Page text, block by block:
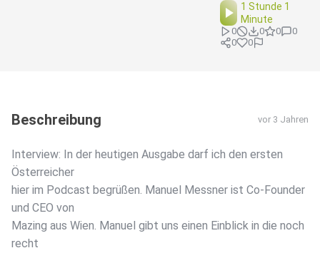
1 Stunde 1
Minute
0 0 0
0
0
0
Beschreibung vor 3 Jahren
Interview: In der heutigen Ausgabe darf ich den ersten
Österreicher
hier im Podcast begrüßen. Manuel Messner ist Co-Founder
und CEO von
Mazing aus Wien. Manuel gibt uns einen Einblick in die noch
recht